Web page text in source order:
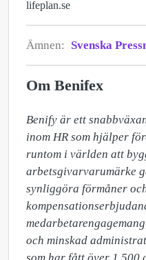
lifeplan.se
Ämnen: Svenska
Om Benifex
Benify är ett
inom HR som hjälper
runtom i världen att
arbetsgivarvarumärke
synliggöra förmåner
och minskad